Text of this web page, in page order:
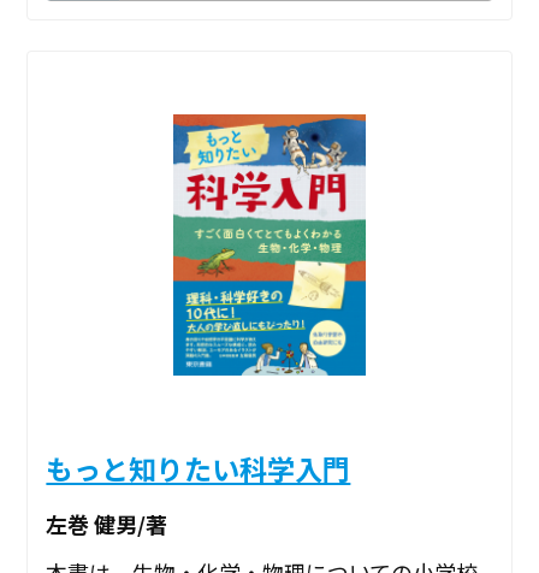
もっと知りたい科学入門
左巻 健男/著